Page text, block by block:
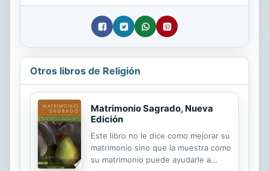
Otros libros de Religión
Matrimonio Sagrado, Nueva
Edición
Este libro no le dice como mejorar su
matrimonio sino que la muestra como
su matrimonio puede ayudarle a